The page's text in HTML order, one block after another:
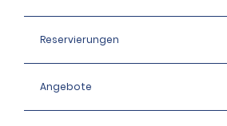
Reservierungen
Angebote